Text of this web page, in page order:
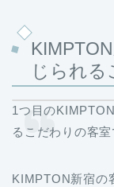
じられる
1つ目の
るこだわりの客室
KIMPTON新宿の